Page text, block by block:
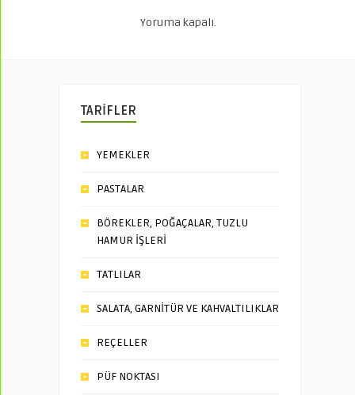
Yoruma kapalı.
TARİFLER
YEMEKLER
PASTALAR
BÖREKLER, POĞAÇALAR, TUZLU
HAMUR İŞLERİ
TATLILAR
SALATA, GARNİTÜR VE KAHVALTILIKLAR
REÇELLER
PÜF NOKTASI